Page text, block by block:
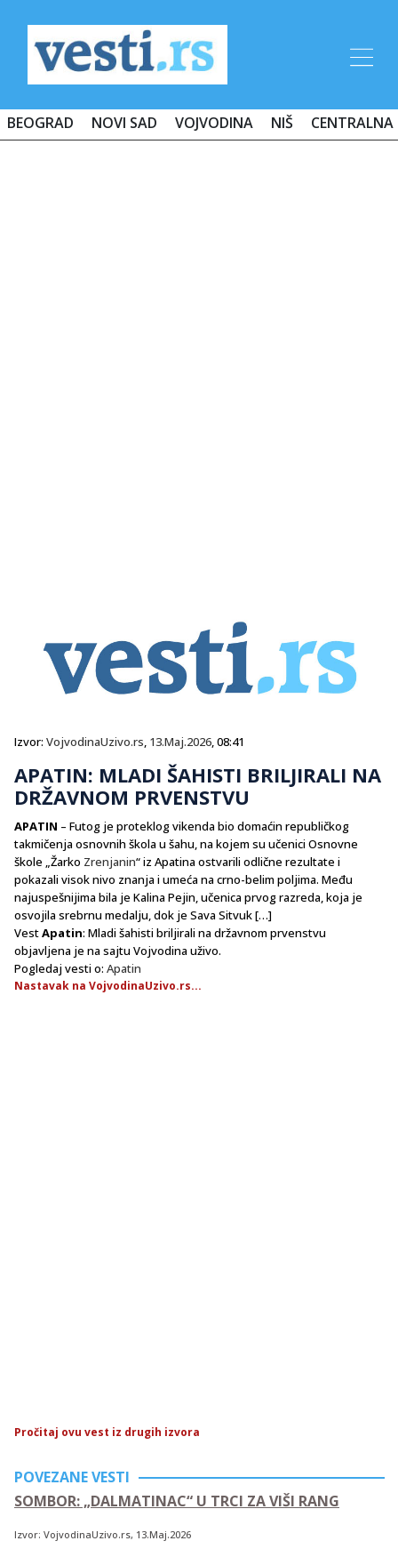
BEOGRAD NOVI SAD VOJVODINA NIŠ CENTRALNA
Izvor: VojvodinaUzivo.rs, 13.Maj.2026, 08:41
APATIN: MLADI ŠAHISTI BRILJIRALI NA
DRŽAVNOM PRVENSTVU
APATIN – Futog je proteklog vikenda bio domaćin republičkog
takmičenja osnovnih škola u šahu, na kojem su učenici Osnovne
škole „Žarko Zrenjanin“ iz Apatina ostvarili odlične rezultate i
pokazali visok nivo znanja i umeća na crno-belim poljima. Među
najuspešnijima bila je Kalina Pejin, učenica prvog razreda, koja je
osvojila srebrnu medalju, dok je Sava Sitvuk […]
VestApatin: Mladi šahisti briljirali na državnom prvenstvu
objavljena je na sajtu Vojvodina uživo.
Pogledaj vesti o: Apatin
Nastavak na VojvodinaUzivo.rs...
Pročitaj ovu vest iz drugih izvora
POVEZANE VESTI
SOMBOR: „DALMATINAC“ U TRCI ZA VIŠI RANG
Izvor: VojvodinaUzivo.rs, 13.Maj.2026